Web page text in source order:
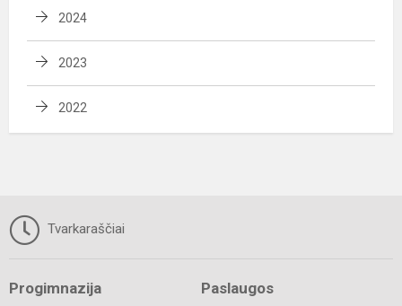
2024
2023
2022
Tvarkaraščiai
Progimnazija Paslaugos